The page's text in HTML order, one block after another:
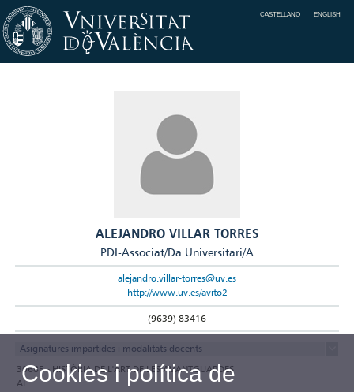
CASTELLANO ENGLISH
ALEJANDRO VILLAR TORRES
PDI-Associat/Da Universitari/A
alejandro.villar-torres@uv.es
http://www.uv.es/avito2
(9639) 83416
Asignatures impartides i modalitats docents
30685 - HISTÒRIA DE L'ART DE LES AVANTGUARDES
ALCookies i política de